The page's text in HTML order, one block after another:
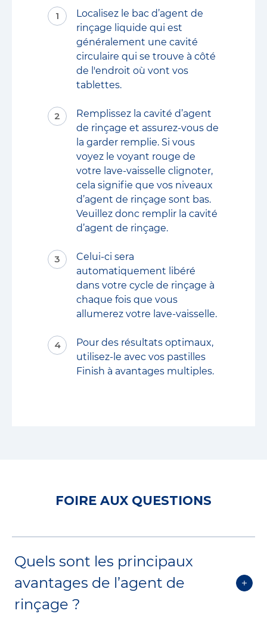
Localisez le bac d’agent de
rinçage liquide qui est
généralement une cavité
circulaire qui se trouve à côté
de l'endroit où vont vos
tablettes.
Remplissez la cavité d’agent
de rinçage et assurez-vous de
la garder remplie. Si vous
voyez le voyant rouge de
votre lave-vaisselle clignoter,
cela signifie que vos niveaux
d’agent de rinçage sont bas.
Veuillez donc remplir la cavité
d’agent de rinçage.
Celui-ci sera
automatiquement libéré
dans votre cycle de rinçage à
chaque fois que vous
allumerez votre lave-vaisselle.
Pour des résultats optimaux,
utilisez-le avec vos pastilles
Finish à avantages multiples.
FOIRE AUX QUESTIONS
Quels sont les principaux
avantages de l’agent de
rinçage ?